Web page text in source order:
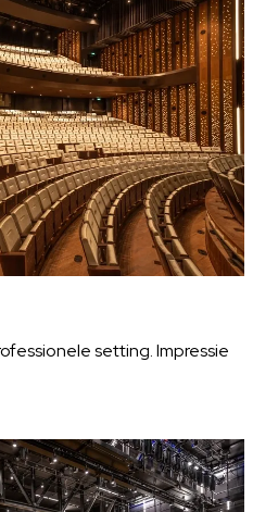
setting. Impressie